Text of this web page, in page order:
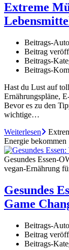
Extreme
Beitrags-
Beitrag
Beitrags-
Beitrags-
Hast du Lust auf
Ernährungspläne,
Bevor es zu den
wichtige…
Weiterlesen
Energie bekommen
Gesundes Essen-
vegan-Ernährung
Gesundes
Game
Beitrags-
Beitrag
Beitrags-